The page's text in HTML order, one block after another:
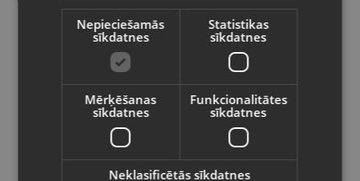
Samsung Galaxy A14 (SM-A145R/DSN)
valodā
Valsts
Latviešu / Latvian
Nepieciešamās
sīkdatnes
Statistikas
sīkdatnes
Mērķēšanas
sīkdatnes
Funkcionalitātes
sīkdatnes
Neklasificētās sīkdatnes